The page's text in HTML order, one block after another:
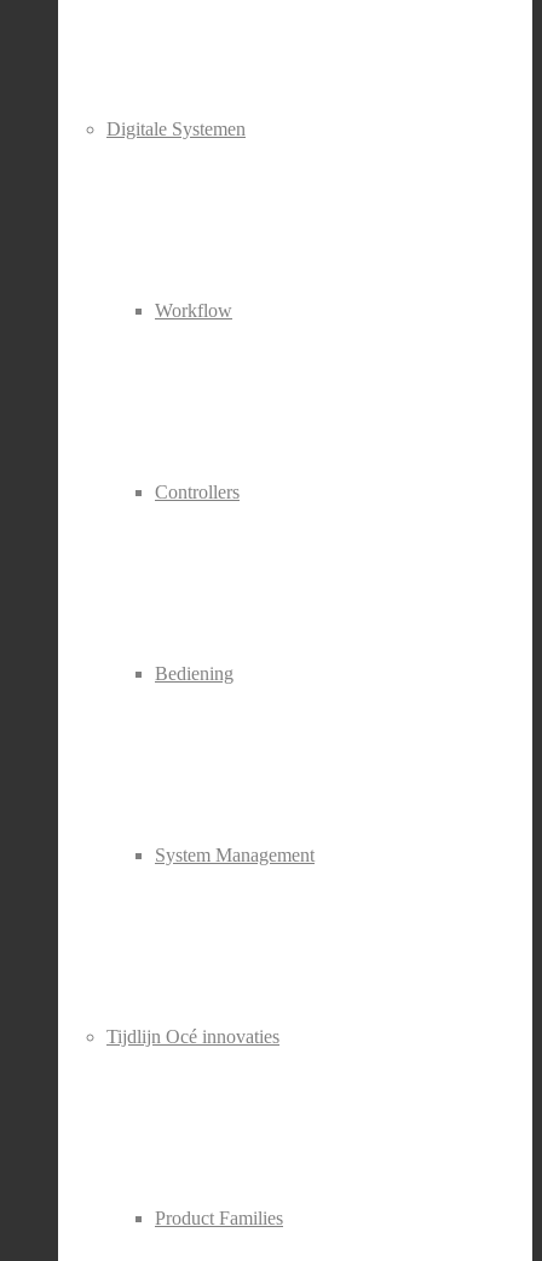
Digitale Systemen
Workflow
Controllers
Bediening
System Management
Tijdlijn Océ innovaties
Product Families